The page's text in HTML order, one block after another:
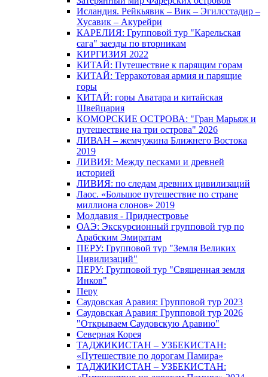
Исландия. Рейкьявик – Вик – Эгилсстадир –
Хусавик – Акурейри
КАРЕЛИЯ: Групповой тур "Карельская
сага" заезды по вторникам
КИРГИЗИЯ 2022
КИТАЙ: Путешествие к парящим горам
КИТАЙ: Терракотовая армия и парящие
горы
КИТАЙ: горы Аватара и китайская
Швейцария
КОМОРСКИЕ ОСТРОВА: "Гран Марьяж и
путешествие на три острова" 2026
ЛИВАН – жемчужина Ближнего Востока
2019
ЛИВИЯ: Между песками и древней
историей
ЛИВИЯ: по следам древних цивилизаций
Лаос. «Большое путешествие по стране
миллиона слонов» 2019
Молдавия - Приднестровье
ОАЭ: Экскурсионный групповой тур по
Арабским Эмиратам
ПЕРУ: Групповой тур "Земля Великих
Цивилизаций"
ПЕРУ: Групповой тур "Священная земля
Инков"
Перу
Саудовская Аравия: Групповой тур 2023
Саудовская Аравия: Групповой тур 2026
"Открываем Саудовскую Аравию"
Северная Корея
ТАДЖИКИСТАН – УЗБЕКИСТАН:
«Путешествие по дорогам Памира»
ТАДЖИКИСТАН – УЗБЕКИСТАН: